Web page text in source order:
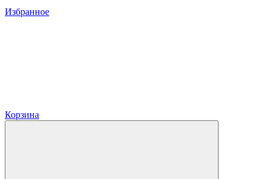
Избранное
Корзина